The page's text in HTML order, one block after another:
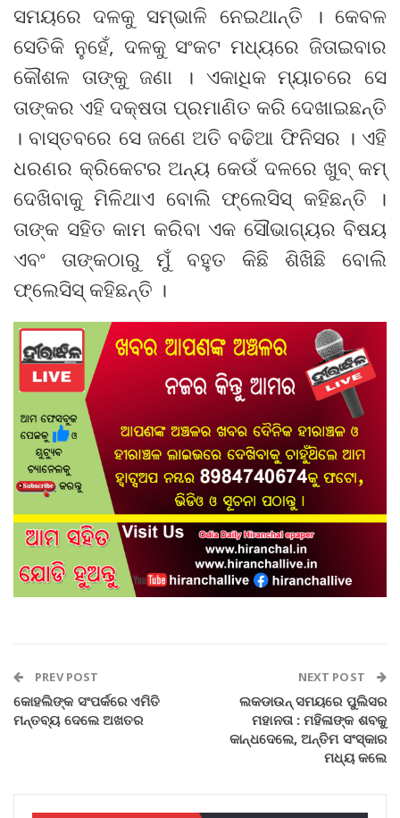
ସମୟରେ ଦଳକୁ ସମ୍ଭାଳି ନେଇଥାନ୍ତି । କେବଳ
ସେତିକି ନୁହେଁ, ଦଳକୁ ସଂକଟ ମଧ୍ୟରେ ଜିତାଇବାର
କୌଶଳ ତାଙ୍କୁ ଜଣା । ଏକାଧିକ ମ୍ୟାଚରେ ସେ
ତାଙ୍କର ଏହି ଦକ୍ଷତା ପ୍ରମାଣିତ କରି ଦେଖାଇଛନ୍ତି
। ବାସ୍ତବରେ ସେ ଜଣେ ଅତି ବଢିଆ ଫିନିସର । ଏହି
ଧରଣର କ୍ରିକେଟର ଅନ୍ୟ କେଉଁ ଦଳରେ ଖୁବ୍ କମ୍
ଦେଖିବାକୁ ମିଳିଥାଏ ବୋଲି ଫ୍ଲେସିସ୍ କହିଛନ୍ତି ।
ତାଙ୍କ ସହିତ କାମ କରିବା ଏକ ସୌଭାଗ୍ୟର ବିଷୟ
ଏବଂ ତାଙ୍କଠାରୁ ମୁଁ ବହୁତ କିଛି ଶିଖିଛି ବୋଲି
ଫ୍ଲେସିସ୍ କହିଛନ୍ତି ।
PREV POST
କୋହଲିଙ୍କ ସଂପର୍କରେ ଏମିତି
ମନ୍ତବ୍ୟ ଦେଲେ ଅଖତର
NEXT POST
ଲକଡାଉନ୍ ସମୟରେ ପୁଲିସର
ମହାନତା : ମହିଳାଙ୍କ ଶବକୁ
କାନ୍ଧଦେଲେ, ଅନ୍ତିମ ସଂସ୍କାର
ମଧ୍ୟ କଲେ